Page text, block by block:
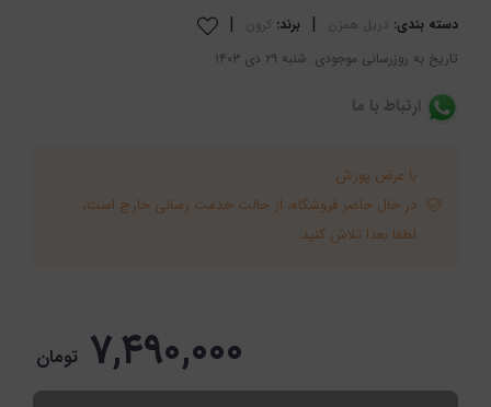
دسته بندی: دریل همزن | برند: کرون |
تاریخ به روزرسانی موجودی: شنبه ۲۹ دی ۱۴۰۳
ارتباط با ما
با عرض پوزش
در حال حاضر فروشگاه، از حالت خدمت رسانی خارج است،
لطفا بعدا تلاش کنید.
۷,۴۹۰,۰۰۰ تومان